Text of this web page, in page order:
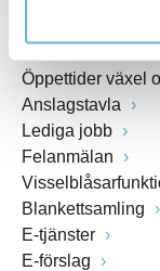
Öppettider växel
Anslagstavla
Lediga jobb
Felanmälan
Blankettsamling
E-tjänster
E-förslag